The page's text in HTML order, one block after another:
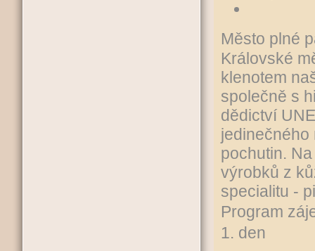
Město plné
Královské
klenotem
společně s
dědictví
jedinečného
pochutin.
výrobků z
specialitu -
Program
1. den